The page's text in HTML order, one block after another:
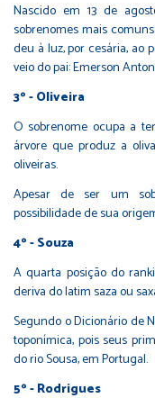
Nascido em 13 de
sobrenomes mais
deu à luz, por cesária, ao
veio do pai: Emerson
3º - Oliveira
O sobrenome ocupa a
árvore que produz a
oliveiras.
Apesar de ser um
possibilidade de sua
4º - Souza
A quarta posição do
deriva do latim saza ou
Segundo o Dicionário de
toponímica, pois seus
do rio Sousa, em Portugal.
5º - Rodrigues